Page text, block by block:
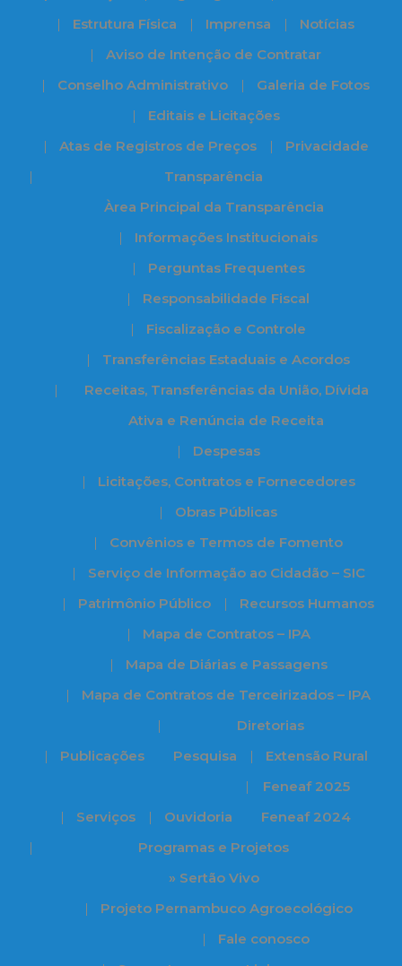
Estrutura Física
Imprensa
Notícias
Aviso de Intenção de Contratar
Conselho Administrativo
Galeria de Fotos
Editais e Licitações
Atas de Registros de Preços
Privacidade
Transparência
Àrea Principal da Transparência
Informações Institucionais
Perguntas Frequentes
Responsabilidade Fiscal
Fiscalização e Controle
Transferências Estaduais e Acordos
Receitas, Transferências da União, Dívida
Ativa e Renúncia de Receita
Despesas
Licitações, Contratos e Fornecedores
Obras Públicas
Convênios e Termos de Fomento
Serviço de Informação ao Cidadão – SIC
Patrimônio Público
Recursos Humanos
Mapa de Contratos – IPA
Mapa de Diárias e Passagens
Mapa de Contratos de Terceirizados – IPA
Publicações
Diretorias
Pesquisa
Extensão Rural
Serviços Ouvidoria
Feneaf 2025
Feneaf 2024
Programas e Projetos
» Sertão Vivo
Projeto Pernambuco Agroecológico
Fale conosco